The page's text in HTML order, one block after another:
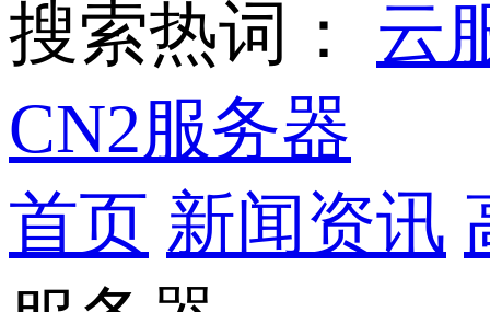
搜索热词： 云
CN2服务器
首页 新闻资讯